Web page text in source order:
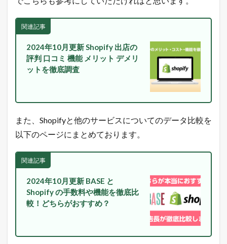
場
向
を
I
N
E
中
本
の
楽
市
場
と
シ
関連記事
2024年10月更新 Shopify 出店の
評判 口コミ 機能 メリット デメリ
ットを徹底調査
また、Shopifyと他のサービスについてのデータ比較を
以下のページにまとめております。
関連記事
2024年10月更新 BASE と
Shopify の手数料や機能を徹底比
較！どちらがおすすめ？